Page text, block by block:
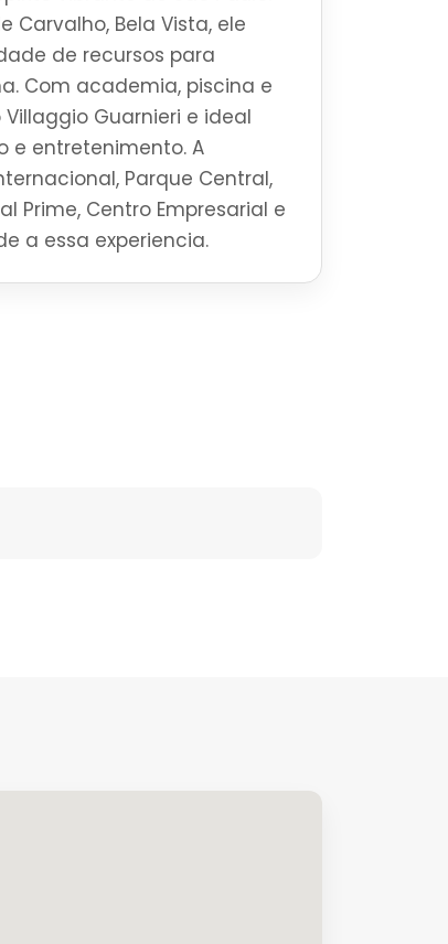
Carvalho, Bela Vista, ele
de recursos para
Com academia, piscina e
Guarnieri e ideal
e entretenimento. A
Parque Central,
Prime, Centro Empresarial e
a essa experiencia.